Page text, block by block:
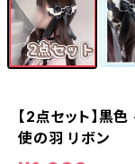
【2点セット】黒
使の羽 リボン